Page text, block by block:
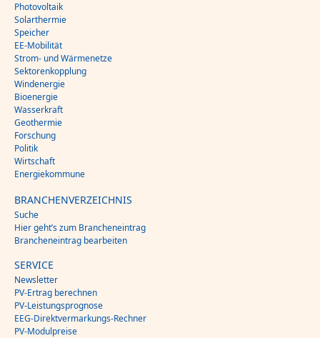
Photovoltaik
Solarthermie
Speicher
EE-Mobilität
Strom- und Wärmenetze
Sektorenkopplung
Windenergie
Bioenergie
Wasserkraft
Geothermie
Forschung
Politik
Wirtschaft
Energiekommune
BRANCHENVERZEICHNIS
Suche
Hier geht’s zum Brancheneintrag
Brancheneintrag bearbeiten
SERVICE
Newsletter
PV-Ertrag berechnen
PV-Leistungsprognose
EEG-Direktvermarkungs-Rechner
PV-Modulpreise